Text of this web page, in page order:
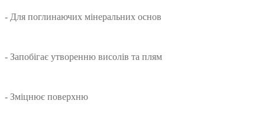
- Для поглинаючих мінеральних основ
- Запобігає утворенню висолів та плям
- Зміцнює поверхню